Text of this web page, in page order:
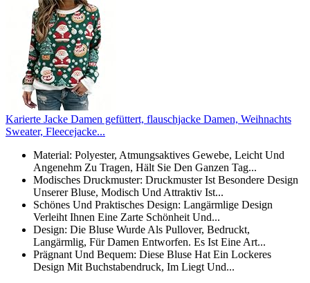
Karierte Jacke Damen gefüttert, flauschjacke Damen, Weihnachts
Sweater, Fleecejacke...
Material: Polyester, Atmungsaktives Gewebe, Leicht Und
Angenehm Zu Tragen, Hält Sie Den Ganzen Tag...
Modisches Druckmuster: Druckmuster Ist Besondere Design
Unserer Bluse, Modisch Und Attraktiv Ist...
Schönes Und Praktisches Design: Langärmlige Design
Verleiht Ihnen Eine Zarte Schönheit Und...
Design: Die Bluse Wurde Als Pullover, Bedruckt,
Langärmlig, Für Damen Entworfen. Es Ist Eine Art...
Prägnant Und Bequem: Diese Bluse Hat Ein Lockeres
Design Mit Buchstabendruck, Im Liegt Und...